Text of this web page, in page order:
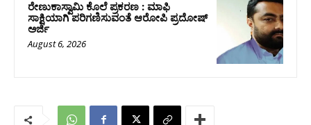
ರೇಣುಕಾಸ್ವಾಮಿ ಕೊಲೆ ಪ್ರಕರಣ : ಮಾಫಿ
ಸಾಕ್ಷಿಯಾಗಿ ಪರಿಗಣಿಸುವಂತೆ ಆರೋಪಿ ಪ್ರದೋಷ್‌
ಅರ್ಜಿ
August 6, 2026